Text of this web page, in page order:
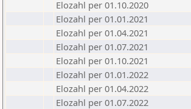
Elozahl per 01.10.2020
Elozahl per 01.01.2021
Elozahl per 01.04.2021
Elozahl per 01.07.2021
Elozahl per 01.10.2021
Elozahl per 01.01.2022
Elozahl per 01.04.2022
Elozahl per 01.07.2022